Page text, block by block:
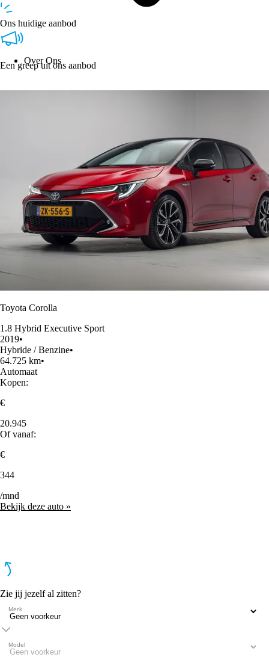
Over Ons
Ons huidige aanbod
Een greep uit ons aanbod
Toyota Corolla
1.8 Hybrid Executive Sport
2019•
Hybride / Benzine•
64.725 km•
Automaat
Kopen:
€
20.945
Of vanaf:
€
344
/mnd
Bekijk deze auto »
Zie jij jezelf al zitten?
Merk
Model